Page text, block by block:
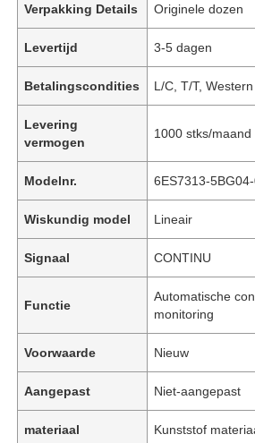
Verpakking Details Originele dozen
Levertijd 3-5 dagen
Betalingscondities L/C, T/T,
Levering
vermogen
1000 stks/maand
Modelnr. 6ES7313-
Wiskundig model Lineair
Signaal CONTINU
Functie
Automatische
monitoring
Voorwaarde Nieuw
Aangepast Niet-aangepast
materiaal Kunststof